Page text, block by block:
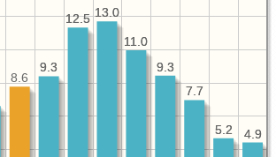
4.9
5.2
7.7
9.3
11.0
13.0
12.5
9.3
4.9
5.2
7.7
9.3
11.0
13.0
12.5
9.3
8.6